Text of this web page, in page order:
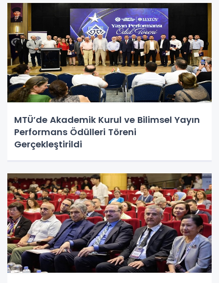
MTÜ’de Akademik Kurul ve Bilimsel Yayın
Performans Ödülleri Töreni
Gerçekleştirildi